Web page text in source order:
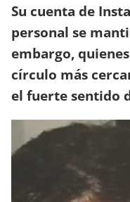
Su cuenta de
personal se
embargo,
círculo más
el fuerte sentido